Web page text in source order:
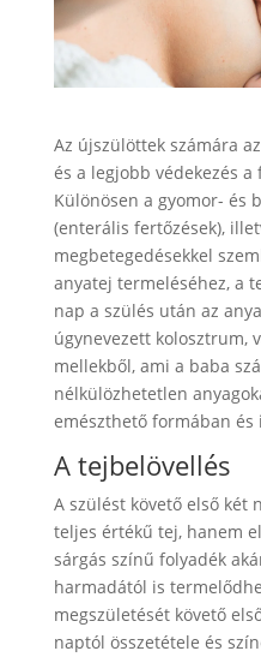
Az újszülöttek számára
és a legjobb védekezés
Különösen a gyomor- és
(enterális fertőzések),
megbetegedésekkel
anyatej termeléséhez, a
nap a szülés után az
úgynevezett kolosztrum,
mellekből, ami a baba
nélkülözhetetlen
emészthető formában és
A tejbelövellés
A szülést követő első két
teljes értékű tej, hanem
sárgás színű folyadék
harmadától is
megszületését követő
naptól összetétele és